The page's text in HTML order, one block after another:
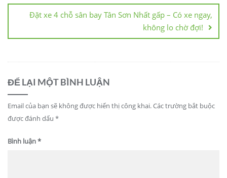
Đặt xe 4 chỗ sân bay Tân Sơn Nhất gấp – Có xe ngay,
không lo chờ đợi!
ĐỂ LẠI MỘT BÌNH LUẬN
Email của bạn sẽ không được hiển thị công khai.Các trường bắt buộc
được đánh dấu *
Bình luận*